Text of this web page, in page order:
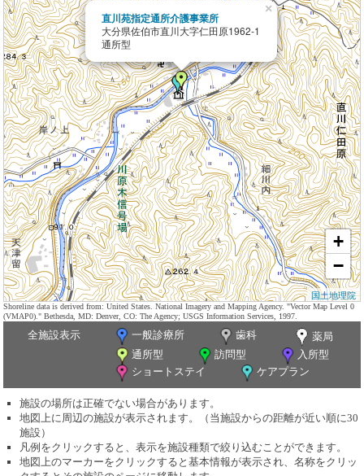
直川苑指定通所介護事業所
大分県佐伯市直川大字仁田原1962-1
通所型
×
+
−
国土地理院
Shoreline data is derived from: United States. National Imagery and Mapping Agency. "Vector Map Level 0
(VMAP0)." Bethesda, MD: Denver, CO: The Agency; USGS Information Services, 1997.
全施設表示 一般診療所 歯科
薬局
通所型
訪問型
入所型
ショートステイ
ケアプラン
施設の場所は正確でない場合があります。
地図上に周辺の施設が表示されます。（当施設からの距離が近い順に30
施設）
凡例をクリックすると、表示を施設種類で絞り込むことができます。
地図上のマーカーをクリックすると基本情報が表示され、名称をクリッ